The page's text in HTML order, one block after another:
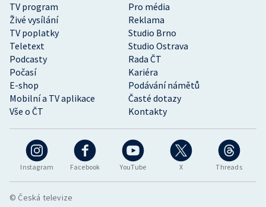
Instagram Facebook YouTube X Threads
TV program
Pro média
Živé vysílání
Reklama
TV poplatky
Studio Brno
Teletext
Studio Ostrava
Podcasty
Rada ČT
Počasí
Kariéra
E-shop
Podávání námětů
Mobilní a TV aplikace
Časté dotazy
Vše o ČT
Kontakty
© Česká televize